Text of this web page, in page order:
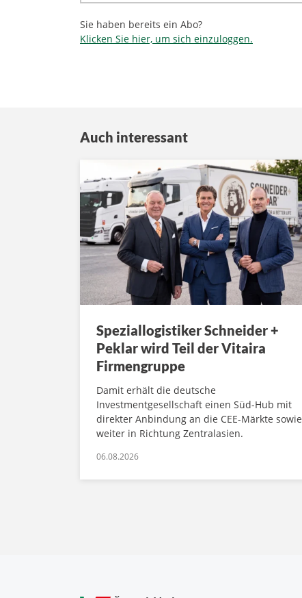
Sie haben bereits ein Abo?
Klicken Sie hier, um sich einzuloggen.
Auch interessant
Speziallogistiker Schneider +
Peklar wird Teil der Vitaira
Firmengruppe
Damit erhält die deutsche
Investmentgesellschaft einen Süd-Hub mit
direkter Anbindung an die CEE-Märkte sowie
weiter in Richtung Zentralasien.
06.08.2026